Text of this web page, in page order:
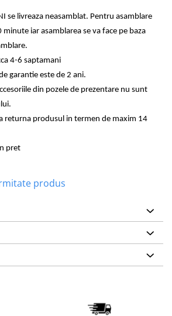
se livreaza neasamblat. Pentru asamblare
minute iar asamblarea se va face pe baza
4-6 saptamani
garantie este de 2 ani.
din pozele de prezentare nu sunt
returna produsul in termen de maxim 14
pret
produs